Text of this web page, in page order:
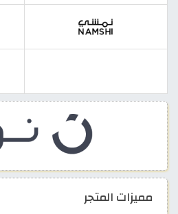
مميزات المتجر